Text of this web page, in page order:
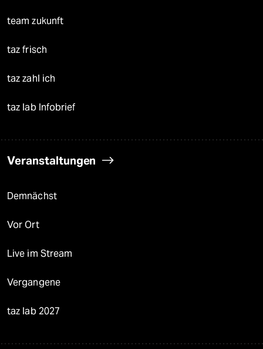
team zukunft
taz frisch
taz zahl ich
taz lab Infobrief
Veranstaltungen
Demnächst
Vor Ort
Live im Stream
Vergangene
taz lab 2027